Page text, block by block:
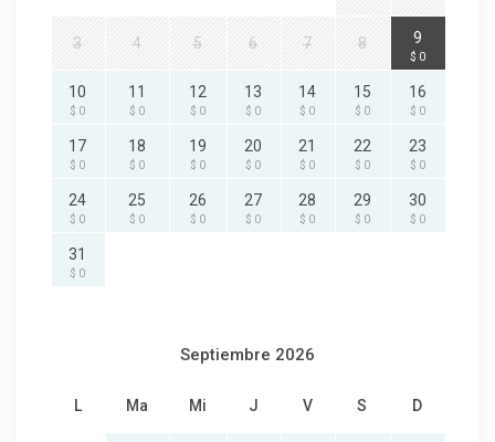
3 4 5 6 7 8 9
$ 0
10
$ 0
11
$ 0
12
$ 0
13
$ 0
14
$ 0
15
$ 0
16
$ 0
17
$ 0
18
$ 0
19
$ 0
20
$ 0
21
$ 0
22
$ 0
23
$ 0
24
$ 0
25
$ 0
26
$ 0
27
$ 0
28
$ 0
29
$ 0
30
$ 0
31
$ 0
Septiembre 2026
L Ma Mi J V S D